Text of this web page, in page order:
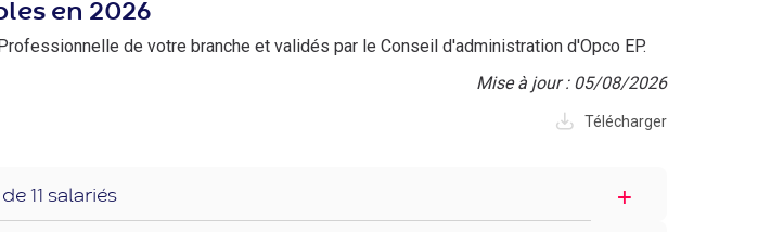
en 2026
de votre branche et validés par le Conseil d'administration d'Opco EP.
Mise à jour : 05/08/2026
Télécharger
11 salariés